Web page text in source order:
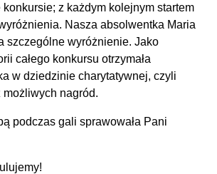
konkursie; z każdym kolejnym startem
Nasza absolwentka Maria
szczególne wyróżnienie. Jako
całego konkursu otrzymała
w dziedzinie charytatywnej, czyli
nagród.
podczas gali sprawowała Pani